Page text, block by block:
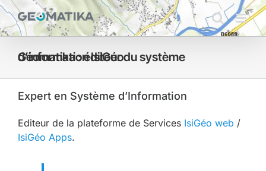
Passer
au
contenu
Géomatika : éditeur du système d’information IsiGéo
Expert en Système d’Information
Editeur de la plateforme de Services IsiGéo web /
IsiGéo Apps.